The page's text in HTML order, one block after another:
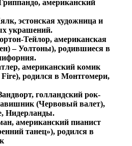
американский
эстонская художница и
украшений.
Тейлор, американская
– Уолтоны), родившиеся в
американский комик
родился в Монтгомери,
голландский рок-
(Червовый валет),
Нидерланды.
американский пианист
танец»), родился в